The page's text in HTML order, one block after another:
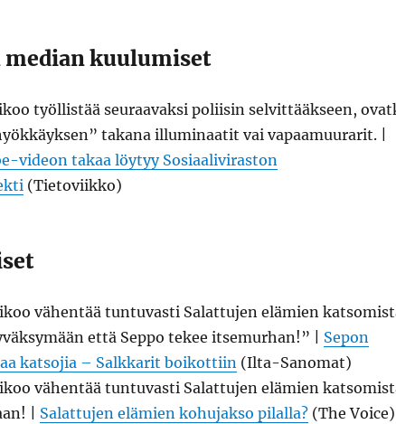
median kuulumiset
työllistää seuraavaksi poliisin selvittääkseen,
takana illuminaatit vai vapaamuurarit. |
videon takaa löytyy Sosiaaliviraston
(Tietoviikko)
vähentää tuntuvasti Salattujen elämien
että Seppo tekee itsemurhan!” | Sepon
katsojia – Salkkarit boikottiin(Ilta-Sanomat)
vähentää tuntuvasti Salattujen elämien
| Salattujen elämien kohujakso pilalla?(The Voice)